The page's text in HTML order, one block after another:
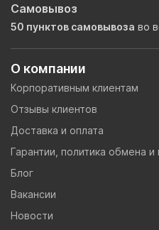
О компании
Корпоративным клиентам
Отзывы клиентов
Доставка и оплата
Гарантии, политика обмена и
Блог
Вакансии
Новости
Самовывоз
50 пунктов самовывоза во